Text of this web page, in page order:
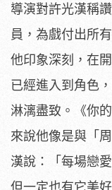
導演對許光漢稱
員， 為戲付出所
他印象深刻， 在
已經進入到角色，
淋漓盡致。《你
來說他像是與「
漢說：「每場戀
但一定也有它美